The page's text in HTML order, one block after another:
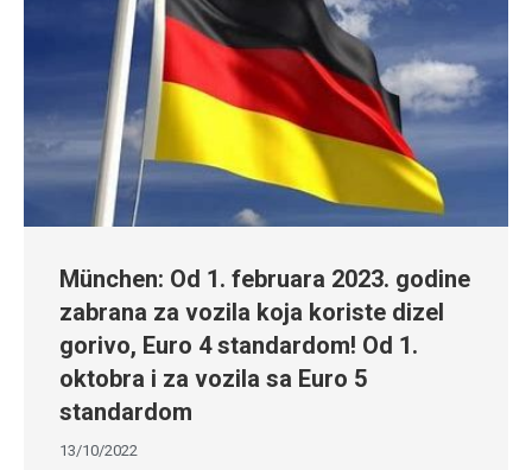
München: Od 1. februara 2023. godine
zabrana za vozila koja koriste dizel
gorivo, Euro 4 standardom! Od 1.
oktobra i za vozila sa Euro 5
standardom
13/10/2022